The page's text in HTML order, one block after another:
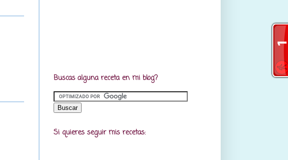
Buscas alguna receta en mi blog?
Si quieres seguir mis recetas: